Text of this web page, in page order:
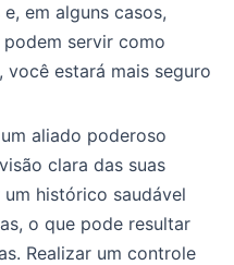
em alguns casos,
servir como
você estará mais seguro
aliado poderoso
clara das suas
histórico saudável
o que pode resultar
Realizar um controle